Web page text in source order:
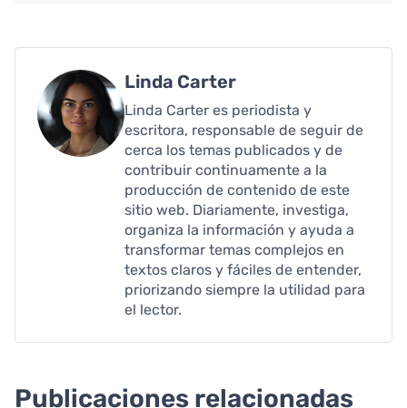
Linda Carter
Linda Carter es periodista y
escritora, responsable de seguir de
cerca los temas publicados y de
contribuir continuamente a la
producción de contenido de este
sitio web. Diariamente, investiga,
organiza la información y ayuda a
transformar temas complejos en
textos claros y fáciles de entender,
priorizando siempre la utilidad para
el lector.
Publicaciones relacionadas